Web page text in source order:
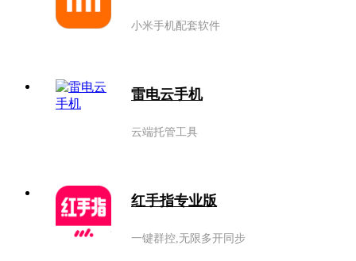
小米手机配套软件
雷电云手机
云端托管工具
红手指专业版
一键群控,无限多开同步